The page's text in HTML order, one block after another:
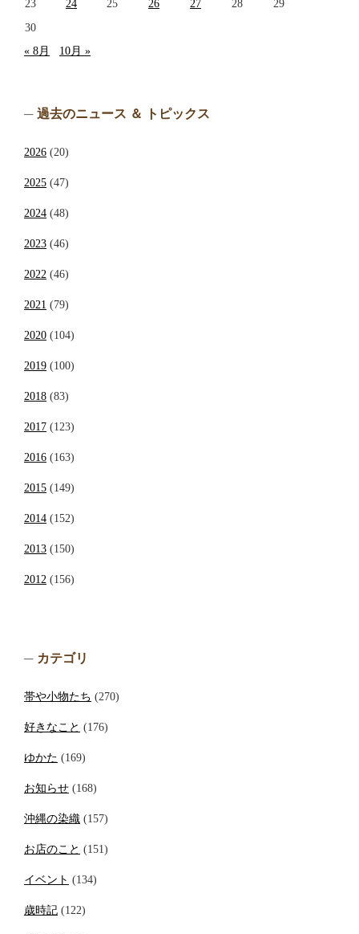
23 24 25 26 27 28
29
30
« 8月
10月 »
過去のニュース ＆ トピックス
2026 (20)
2025 (47)
2024 (48)
2023 (46)
2022 (46)
2021 (79)
2020 (104)
2019 (100)
2018 (83)
2017 (123)
2016 (163)
2015 (149)
2014 (152)
2013 (150)
2012 (156)
カテゴリ
帯や小物たち (270)
好きなこと (176)
ゆかた (169)
お知らせ (168)
沖縄の染織 (157)
お店のこと (151)
イベント (134)
歳時記 (122)